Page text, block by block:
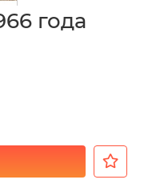
года